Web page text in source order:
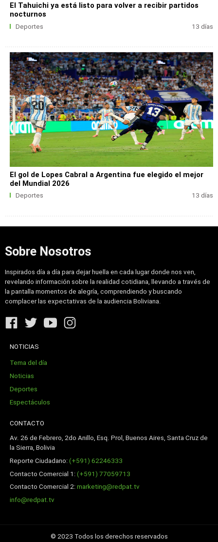
El Tahuichi ya está listo para volver a recibir partidos
nocturnos
Deportes 13 días
El gol de Lopes Cabral a Argentina fue elegido el mejor
del Mundial 2026
Deportes 13 días
Sobre Nosotros
Inspirados día a día para dejar huella en cada lugar donde nos ven,
revelando información sobre la realidad cotidiana, llevando a través de
la pantalla momentos de alegría, comprendiendo y buscando
complacer las expectativas de la audiencia Boliviana.
NOTICIAS
Tema del día
Noticias
Deportes
Espectáculos
CONTACTO
Av. 26 de Febrero, 2do Anillo, Esq. Prol, Buenos Aires, Santa Cruz de
la Sierra, Bolivia
Reporte Ciudadano:(+591) 62246333
Contacto Comercial 1:(+591) 77059713
Contacto Comercial 2:marketing@redpat.tv
info@redpat.tv
© 2023 Todos los derechos reservados